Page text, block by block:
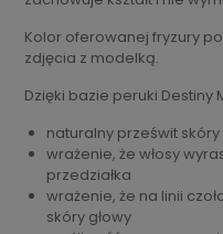
Kolor oferowanej fryzury
zdjęcia z modelką.
Dzięki bazie peruki Destiny
naturalny prześwit skóry
wrażenie, że włosy
przedziałka
wrażenie, że na linii
skóry głowy